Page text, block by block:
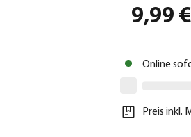
9,99 €
Online
Preis inkl.